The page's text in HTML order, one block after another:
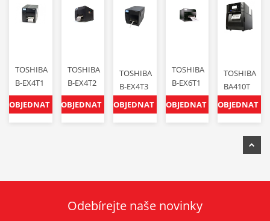
TOSHIBA
B-EX4T1
OBJEDNAT
TOSHIBA
B-EX4T2
OBJEDNAT
TOSHIBA
B-EX4T3
OBJEDNAT
TOSHIBA
B-EX6T1
OBJEDNAT
TOSHIBA
BA410T
OBJEDNAT
Odebírejte naše novinky